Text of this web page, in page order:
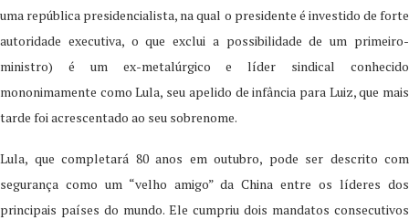
uma república presidencialista, na qual o presidente é investido de forte
autoridade executiva, o que exclui a possibilidade de um primeiro-
ministro) é um ex-metalúrgico e líder sindical conhecido
mononimamente como Lula, seu apelido de infância para Luiz, que mais
tarde foi acrescentado ao seu sobrenome.
Lula, que completará 80 anos em outubro, pode ser descrito com
segurança como um “velho amigo” da China entre os líderes dos
principais países do mundo. Ele cumpriu dois mandatos consecutivos